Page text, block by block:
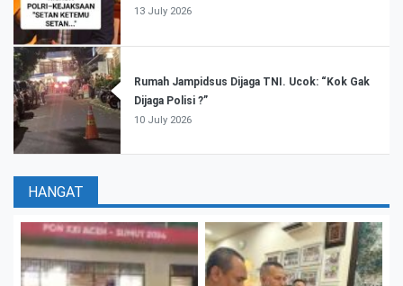
13 July 2026
Rumah Jampidsus Dijaga TNI. Ucok: “Kok Gak
Dijaga Polisi ?”
10 July 2026
HANGAT